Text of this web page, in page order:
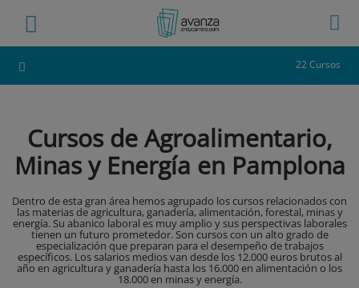
22 Cursos
Cursos de Agroalimentario,
Minas y Energía en Pamplona
Dentro de esta gran área hemos agrupado los cursos relacionados con
las materias de agricultura, ganadería, alimentación, forestal, minas y
energía. Su abanico laboral es muy amplio y sus perspectivas laborales
tienen un futuro prometedor. Son cursos con un alto grado de
especialización que preparan para el desempeño de trabajos
específicos. Los salarios medios van desde los 12.000 euros brutos al
año en agricultura y ganadería hasta los 16.000 en alimentación o los
18.000 en minas y energía.